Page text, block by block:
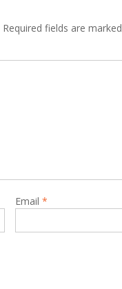
Required fields are marked
Email *